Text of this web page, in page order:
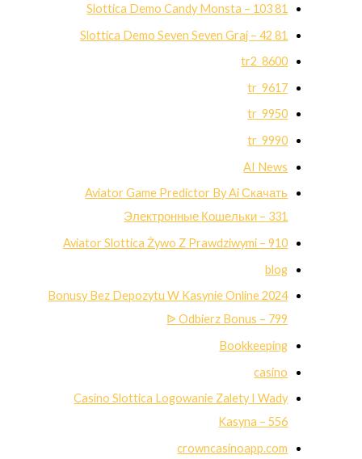
81 Slottica Demo Candy Monsta – 103
81 Slottica Demo Seven Seven Graj – 42
8600_tr2
9617_tr
9950_tr
9990_tr
AI News
Aviator Game Predictor By Ai Скачать
Электронные Кошельки – 331
Aviator Slottica Żywo Z Prawdziwymi – 910
blog
Bonusy Bez Depozytu W Kasynie Online 2024
ᐉ Odbierz Bonus – 799
Bookkeeping
casino
Casino Slottica Logowanie Zalety I Wady
Kasyna – 556
crowncasinoapp.com